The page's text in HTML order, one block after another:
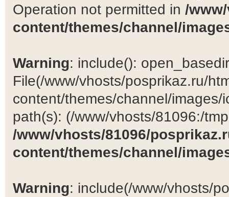
Operation not permitted in /
content/themes/channel/
Warning: include():
File(/www/vhosts/posprikaz.ru/
content/themes/channel/
path(s): (/www/vhosts/81096:/
/www/vhosts/81096/
content/themes/channel/
Warning: include(/www/vhosts/